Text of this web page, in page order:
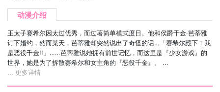
动漫介绍
王太子赛希尔因太过优秀，而过著简单模式度日。他和侯爵千金·芭蒂雅
订下婚约，然而某天，芭蒂雅却突然说出了奇怪的话…「赛希尔殿下！我
是恶役千金!!」……芭蒂雅说她拥有前世记忆，而这里是『少女游戏』的
世界，她是为了拆散赛希尔和女主角的『恶役千金』。 ...
... 更多详情